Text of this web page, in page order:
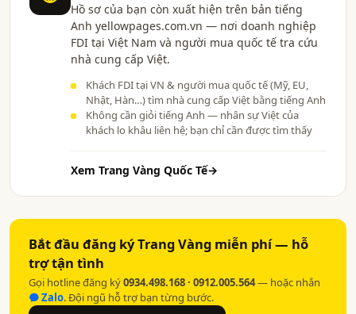
Hồ sơ của bạn còn xuất hiện trên bản tiếng
Anh yellowpages.com.vn — nơi doanh nghiệp
FDI tại Việt Nam và người mua quốc tế tra cứu
nhà cung cấp Việt.
Khách FDI tại VN & người mua quốc tế (Mỹ, EU,
Nhật, Hàn…) tìm nhà cung cấp Việt bằng tiếng Anh
Không cần giỏi tiếng Anh — nhân sự Việt của
khách lo khâu liên hệ; bạn chỉ cần được tìm thấy
Xem Trang Vàng Quốc Tế→
Bắt đầu đăng ký Trang Vàng miễn phí — hỗ
trợ tận tình
Gọi hotline đăng ký0934.498.168 · 0912.005.564— hoặc nhắn
Zalo. Đội ngũ hỗ trợ bạn từng bước.